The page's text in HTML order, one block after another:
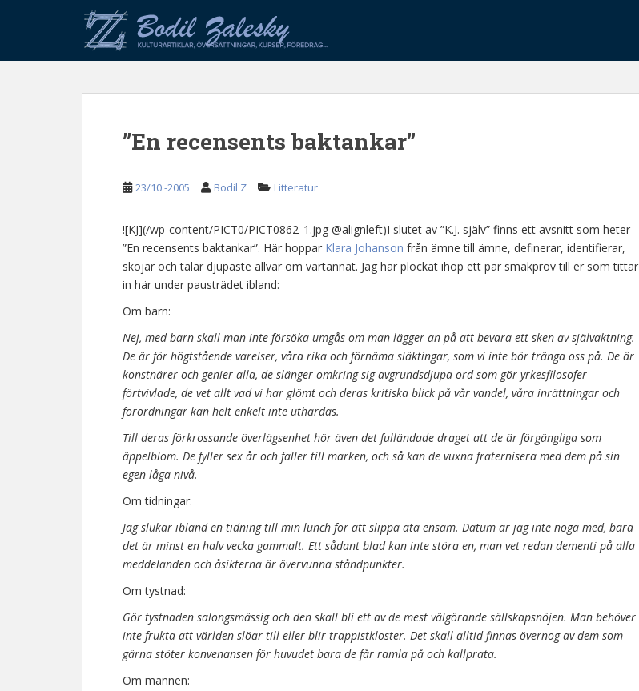
p
”En recensents baktankar”
23/10 -2005 Bodil Z Litteratur
![KJ](/wp-content/PICT0/PICT0862_1.jpg @alignleft)I slutet av ”K.J. själv” finns ett avsnitt som heter
”En recensents baktankar”. Här hoppar Klara Johanson från ämne till ämne, definerar, identifierar,
skojar och talar djupaste allvar om vartannat. Jag har plockat ihop ett par smakprov till er som tittar
in här under pausträdet ibland:
Om barn:
Nej, med barn skall man inte försöka umgås om man lägger an på att bevara ett sken av självaktning.
De är för högtstående varelser, våra rika och förnäma släktingar, som vi inte bör tränga oss på. De är
konstnärer och genier alla, de slänger omkring sig avgrundsdjupa ord som gör yrkesfilosofer
förtvivlade, de vet allt vad vi har glömt och deras kritiska blick på vår vandel, våra inrättningar och
förordningar kan helt enkelt inte uthärdas.
Till deras förkrossande överlägsenhet hör även det fulländade draget att de är förgängliga som
äppelblom. De fyller sex år och faller till marken, och så kan de vuxna fraternisera med dem på sin
egen låga nivå.
Om tidningar:
Jag slukar ibland en tidning till min lunch för att slippa äta ensam. Datum är jag inte noga med, bara
det är minst en halv vecka gammalt. Ett sådant blad kan inte störa en, man vet redan dementi på alla
meddelanden och åsikterna är övervunna ståndpunkter.
Om tystnad:
Gör tystnaden salongsmässig och den skall bli ett av de mest välgörande sällskapsnöjen. Man behöver
inte frukta att världen slöar till eller blir trappistkloster. Det skall alltid finnas övernog av dem som
gärna stöter konvenansen för huvudet bara de får ramla på och kallprata.
Om mannen: